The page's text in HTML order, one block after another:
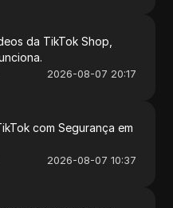
da TikTok Shop,
2026-08-07 20:17
com Segurança em
2026-08-07 10:37